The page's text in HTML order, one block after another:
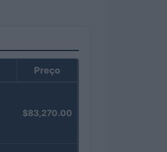
Preço
$83,270.00